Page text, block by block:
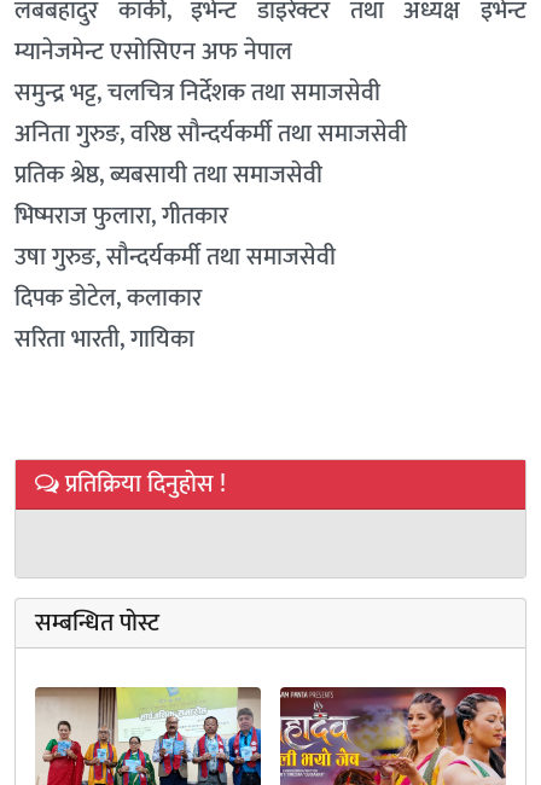
लबबहादुर कार्की, इभेन्ट डाइरेक्टर तथा अध्यक्ष इभेन्ट
म्यानेजमेन्ट एसोसिएन अफ नेपाल
समुन्द्र भट्ट, चलचित्र निर्देशक तथा समाजसेवी
अनिता गुरुङ, वरिष्ठ सौन्दर्यकर्मी तथा समाजसेवी
प्रतिक श्रेष्ठ, ब्यबसायी तथा समाजसेवी
भिष्मराज फुलारा, गीतकार
उषा गुरुङ, सौन्दर्यकर्मी तथा समाजसेवी
दिपक डोटेल, कलाकार
सरिता भारती, गायिका
प्रतिक्रिया दिनुहोस !
सम्बन्धित पोस्ट